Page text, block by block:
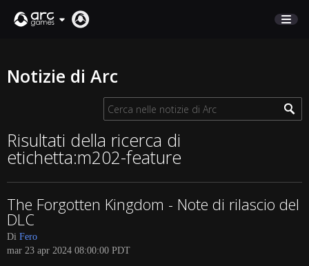
SUPPORTO
Français
Español
Notizie di Arc
Risultati della ricerca di
etichetta:m202-feature
The Forgotten Kingdom - Note di rilascio del
DLC
Di Fero
mar 23 apr 2024 08:00:00 PDT